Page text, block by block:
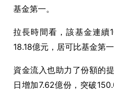
基金第一。
拉長時間看，該基金連續
18.18億元，居可比基金第一
資金流入也助力了份額的
日增加7.62億份，突破